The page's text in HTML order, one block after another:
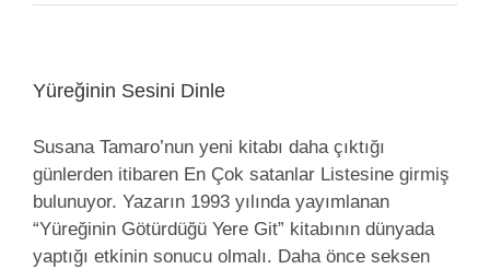
Yüreğinin Sesini Dinle
Susana Tamaro’nun yeni kitabı daha çıktığı
günlerden itibaren En Çok satanlar Listesine girmiş
bulunuyor. Yazarın 1993 yılında yayımlanan
“Yüreğinin Götürdüğü Yere Git” kitabının dünyada
yaptığı etkinin sonucu olmalı. Daha önce seksen